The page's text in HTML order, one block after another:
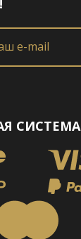
e-mail
СИСТЕМА